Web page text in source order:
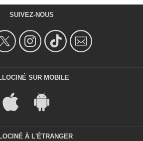
SUIVEZ-NOUS
SUR MOBILE
À L'ÉTRANGER